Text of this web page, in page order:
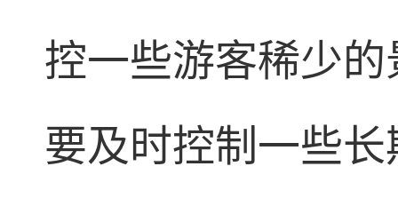
控一些游客稀少
要及时控制一些